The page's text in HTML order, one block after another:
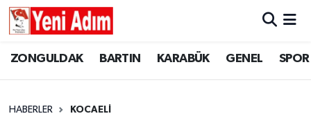
ZONGULDAK BARTIN KARABÜK GENEL SPOR
HABERLER KOCAELİ
ZONGULDAK
ZONGULDAK
Zonguldak Hava Durumu